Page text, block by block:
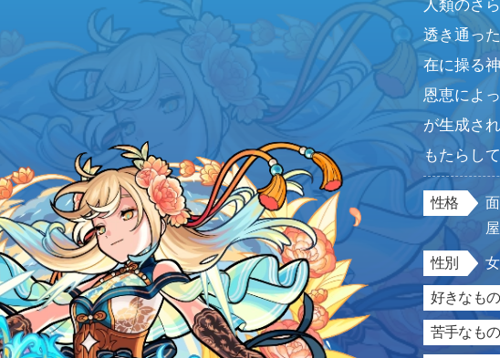
人類のさ
透き通っ
在に操る
恩恵によ
が生成さ
もたらし
性格
性別 女
好きなもの
苦手なもの